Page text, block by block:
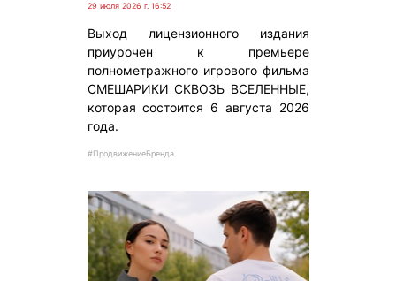
29 июля 2026 г. 16:52
Выход лицензионного издания
приурочен к премьере
полнометражного игрового фильма
СМЕШАРИКИ СКВОЗЬ ВСЕЛЕННЫЕ,
которая состоится 6 августа 2026
года.
#ПродвижениеБренда